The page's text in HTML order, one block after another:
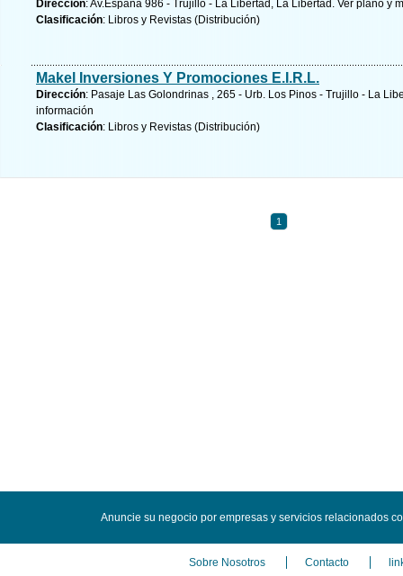
Dirección: Av.España 986 - Trujillo - La Libertad, La Libertad. Ver plano y
Clasificación: Libros y Revistas (Distribución)
Makel Inversiones Y Promociones E.I.R.L.
Dirección: Pasaje Las Golondrinas , 265 - Urb. Los Pinos - Trujillo - La
información
Clasificación: Libros y Revistas (Distribución)
1
Anuncie su negocio por empresas y servicios relacionados
Sobre Nosotros Contacto